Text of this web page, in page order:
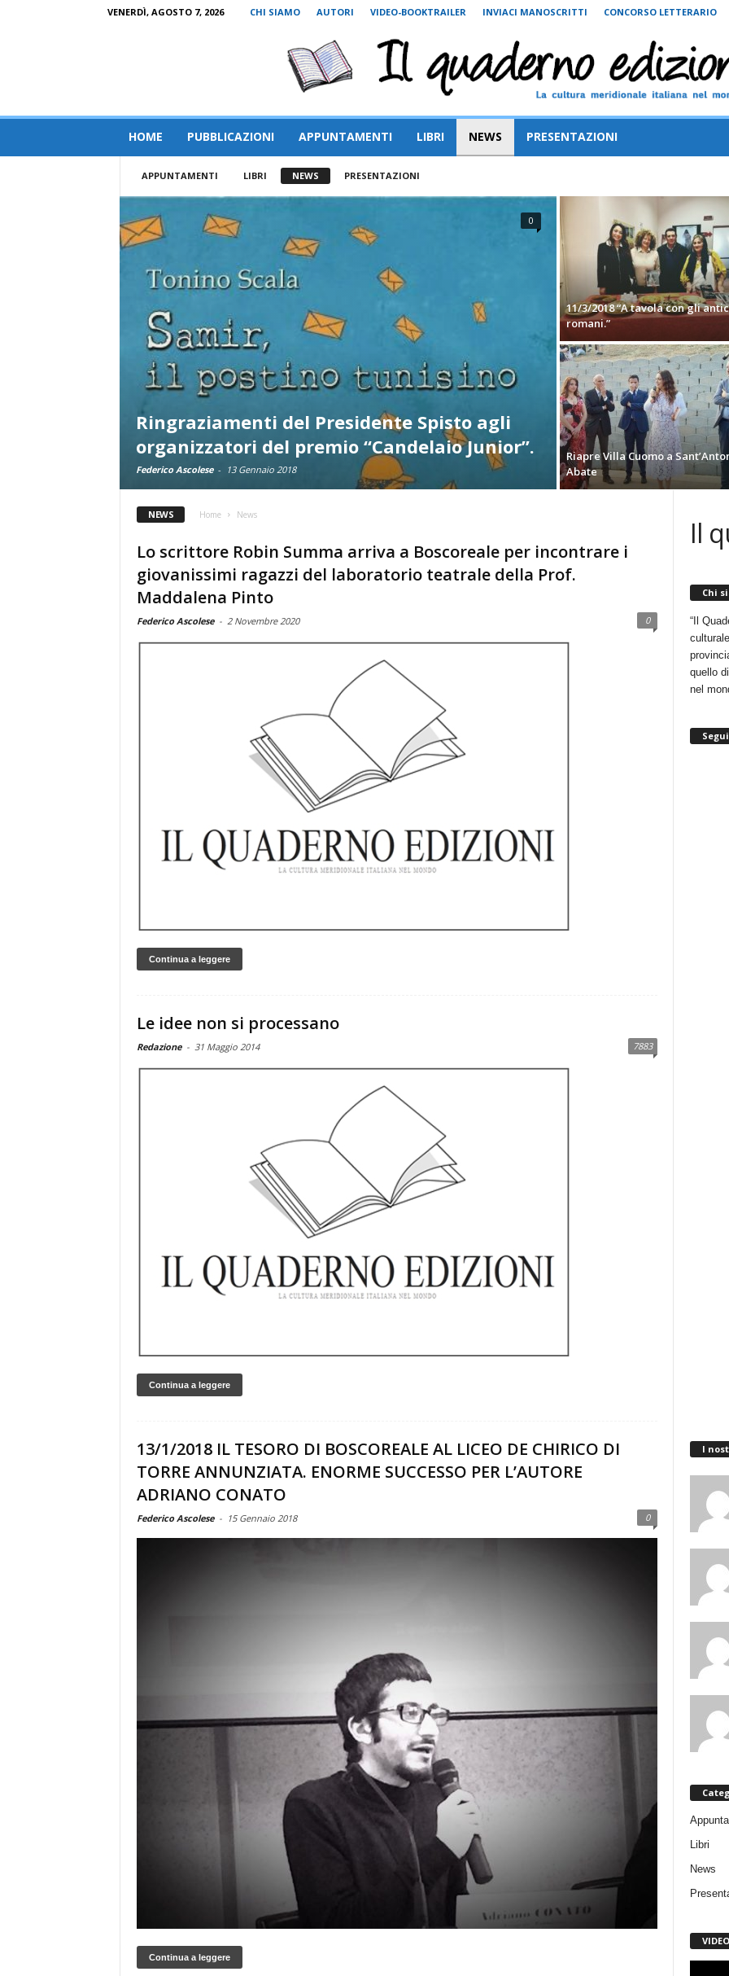
VENERDÌ, AGOSTO 7, 2026 CHI SIAMO AUTORI VIDEO-BOOKTRAILER INVIACI MANOSCRITTI CONCORSO LETTERARIO
HOME PUBBLICAZIONI APPUNTAMENTI LIBRI NEWS PRESENTAZIONI
APPUNTAMENTI LIBRI NEWS PRESENTAZIONI
Ringraziamenti del Presidente Spisto agli
organizzatori del premio “Candelaio Junior”.
Federico Ascolese - 13 Gennaio 2018
0
11/3/2018 “A tavola con gli
romani.”
Riapre Villa Cuomo a
Abate
NEWS Home News
Lo scrittore Robin Summa arriva a Boscoreale per incontrare i
giovanissimi ragazzi del laboratorio teatrale della Prof.
Maddalena Pinto
Federico Ascolese - 2 Novembre 2020 0
Continua a leggere
Le idee non si processano
Redazione - 31 Maggio 2014 7883
Continua a leggere
13/1/2018 IL TESORO DI BOSCOREALE AL LICEO DE CHIRICO DI
TORRE ANNUNZIATA. ENORME SUCCESSO PER L’AUTORE
ADRIANO CONATO
Federico Ascolese - 15 Gennaio 2018 0
Continua a leggere
Il
Chi
“Il
quello
nel
I
Libri
News
VIDEO